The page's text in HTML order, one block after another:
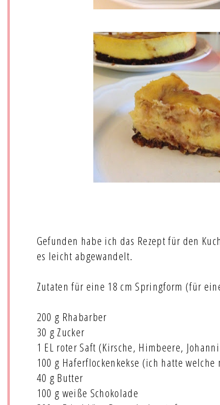
Gefunden habe ich das Rezept für den
es leicht abgewandelt.
Zutaten für eine 18 cm Springform (für
200 g Rhabarber
30 g Zucker
1 EL roter Saft (Kirsche, Himbeere,
100 g Haferflockenkekse (ich hatte
40 g Butter
100 g weiße Schokolade